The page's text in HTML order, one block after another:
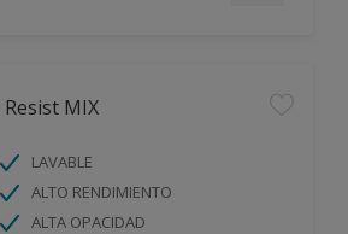
MIX
LAVABLE
ALTO RENDIMIENTO
ALTA OPACIDAD